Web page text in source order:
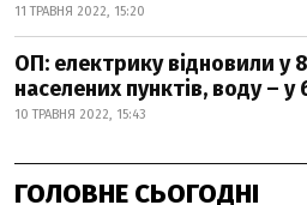
11 ТРАВНЯ 2022, 15:20
ОП: електрику відновили у
населених пунктів, воду – у
10 ТРАВНЯ 2022, 15:43
ГОЛОВНЕ СЬОГОДНІ